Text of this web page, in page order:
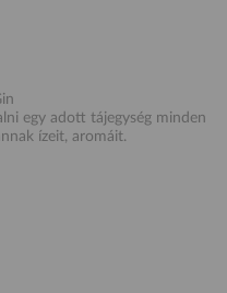
egy adott tájegység minden
ízeit, aromáit.